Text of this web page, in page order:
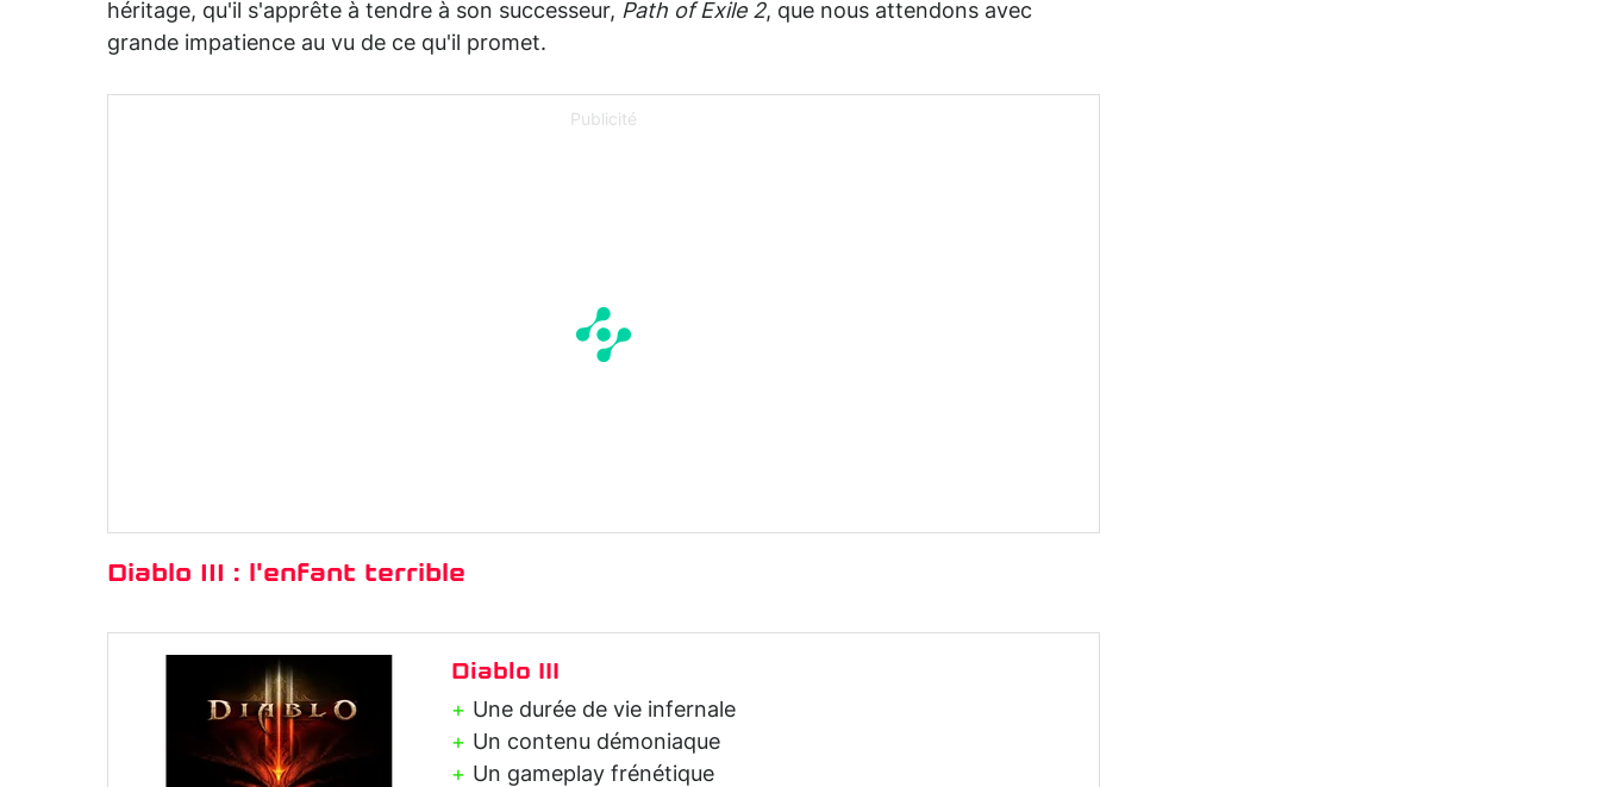
héritage, qu'il s'apprête à tendre à son successeur, Path of Exile 2, que nous attendons avec
grande impatience au vu de ce qu'il promet.
Publicité
Diablo III : l'enfant terrible
Diablo III
Une durée de vie infernale
Un contenu démoniaque
Un gameplay frénétique